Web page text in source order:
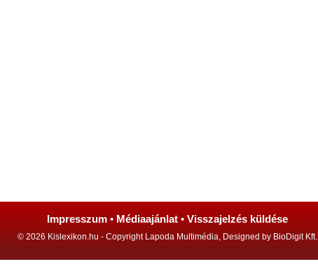
Impresszum • Médiaajánlat • Visszajelzés küldése
© 2026 Kislexikon.hu - Copyright Lapoda Multimédia, Designed by BioDigit Kft.